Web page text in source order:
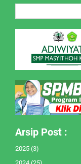
Arsip Post :
2025 (3)